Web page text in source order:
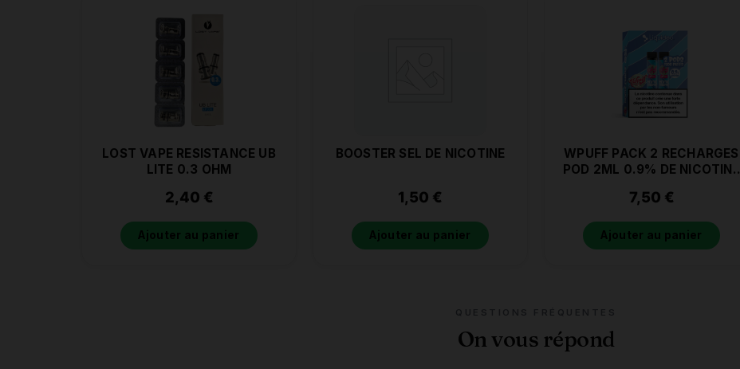
LOST VAPE RESISTANCE UB
LITE 0.3 OHM
2,40 €
Ajouter au panier
BOOSTER SEL DE NICOTINE
1,50 €
Ajouter au panier
WPUFF PACK 2 RECHARGES
POD 2ML 0.9% DE NICOTINE
7,50 €
Ajouter au panier
On vous répond